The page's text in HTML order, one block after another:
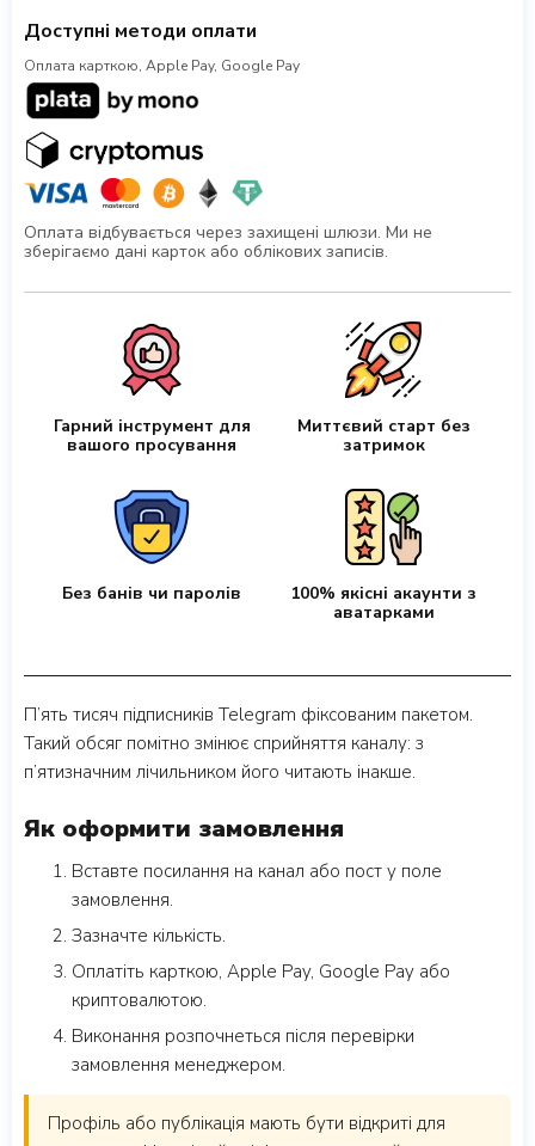
Доступні методи оплати
Оплата карткою, Apple Pay, Google Pay
Оплата відбувається через захищені шлюзи. Ми не
зберігаємо дані карток або облікових записів.
Гарний інструмент для
вашого просування
Миттєвий старт без
затримок
Без банів чи паролів
100% якісні акаунти з
аватарками
П’ять тисяч підписників Telegram фіксованим пакетом.
Такий обсяг помітно змінює сприйняття каналу: з
п’ятизначним лічильником його читають інакше.
Як оформити замовлення
Вставте посилання на канал або пост у поле
замовлення.
Зазначте кількість.
Оплатіть карткою, Apple Pay, Google Pay або
криптовалютою.
Виконання розпочнеться після перевірки
замовлення менеджером.
Профіль або публікація мають бути відкриті для